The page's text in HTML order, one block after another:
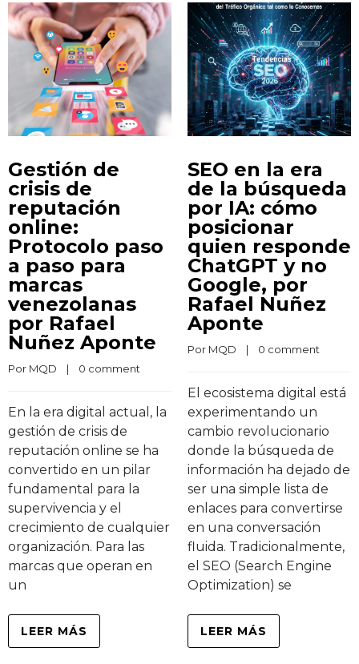
Gestión de
crisis de
reputación
online:
Protocolo paso
a paso para
marcas
venezolanas
por Rafael
Nuñez Aponte
Por MQD
    |
0 comment
En la era digital actual, la
gestión de crisis de
reputación online se ha
convertido en un pilar
fundamental para la
supervivencia y el
crecimiento de cualquier
organización. Para las
marcas que operan en
un
LEER MÁS
SEO en la era
de la búsqueda
por IA: cómo
posicionar
quien responde
ChatGPT y no
Google, por
Rafael Nuñez
Aponte
Por MQD
    |
0 comment
El ecosistema digital está
experimentando un
cambio revolucionario
donde la búsqueda de
información ha dejado de
ser una simple lista de
enlaces para convertirse
en una conversación
fluida. Tradicionalmente,
el SEO (Search Engine
Optimization) se
LEER MÁS